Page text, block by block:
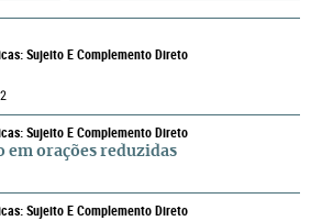
Sujeito E Complemento Direto
Sujeito E Complemento Direto
em orações reduzidas
Sujeito E Complemento Direto